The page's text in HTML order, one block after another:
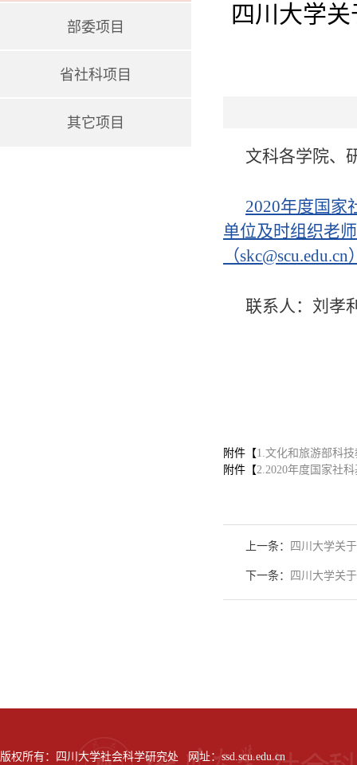
部委项目
省社科项目
其它项目
四川大学
文科各学院、
2020年度国家
单位及时组织老
（
联系人：刘孝
附件【1.文化和旅游部科
附件【2.2020年度国家社
上一条： 四川大学关
下一条： 四川大学关
版权所有：四川大学社会科学研究处 网址：ssd.scu.edu.cn